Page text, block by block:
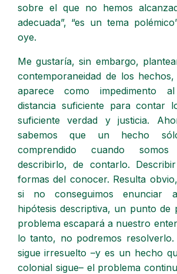
sobre el que no hemos
adecuada”, “es un tema
oye.
Me gustaría, sin embargo,
contemporaneidad de los
aparece como impedimento
distancia suficiente para contar
suficiente verdad y justicia.
sabemos que un hecho
comprendido cuando
describirlo, de contarlo.
formas del conocer. Resulta
si no conseguimos enunciar
hipótesis descriptiva, un punto de
problema escapará a nuestro
lo tanto, no podremos
sigue irresuelto –y es un hecho
colonial sigue– el problema